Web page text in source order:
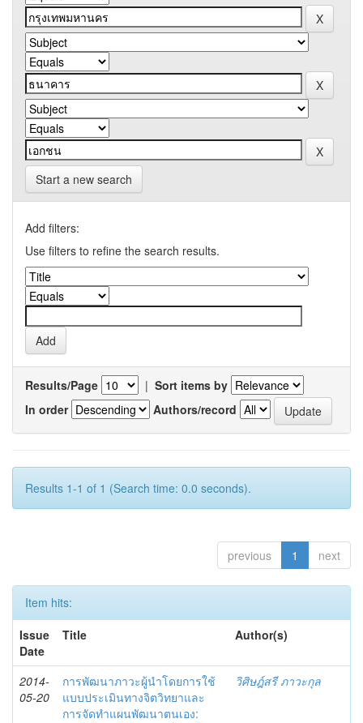
Start a new search
Add filters:
Use filters to refine the search results.
Results/Page | Sort items by
In order
Authors/record
Results 1-1 of 1 (Search time: 0.0 seconds).
previous 1 next
Item hits:
Issue
Date
Title Author(s)
2014-
05-20
การพัฒนาภาวะผู้นำโดยการใช้
แบบประเมินทางจิตวิทยาและ
การจัดทำแผนพัฒนาตนเอง:
วิศิษฎ์สรี ภาวะกุล